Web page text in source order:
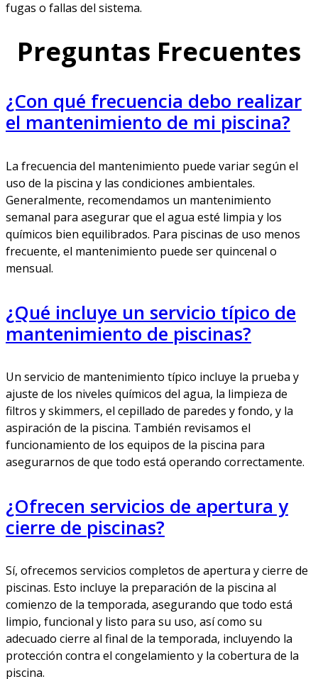
fugas o fallas del sistema.
Preguntas Frecuentes
¿Con qué frecuencia debo realizar
el mantenimiento de mi piscina?
La frecuencia del mantenimiento puede variar según el
uso de la piscina y las condiciones ambientales.
Generalmente, recomendamos un mantenimiento
semanal para asegurar que el agua esté limpia y los
químicos bien equilibrados. Para piscinas de uso menos
frecuente, el mantenimiento puede ser quincenal o
mensual.
¿Qué incluye un servicio típico de
mantenimiento de piscinas?
Un servicio de mantenimiento típico incluye la prueba y
ajuste de los niveles químicos del agua, la limpieza de
filtros y skimmers, el cepillado de paredes y fondo, y la
aspiración de la piscina. También revisamos el
funcionamiento de los equipos de la piscina para
asegurarnos de que todo está operando correctamente.
¿Ofrecen servicios de apertura y
cierre de piscinas?
Sí, ofrecemos servicios completos de apertura y cierre de
piscinas. Esto incluye la preparación de la piscina al
comienzo de la temporada, asegurando que todo está
limpio, funcional y listo para su uso, así como su
adecuado cierre al final de la temporada, incluyendo la
protección contra el congelamiento y la cobertura de la
piscina.